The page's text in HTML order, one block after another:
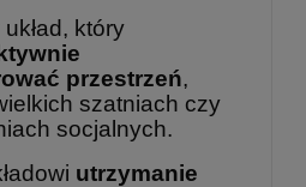
który
przestrzeń,
szatniach czy
socjalnych.
utrzymanie